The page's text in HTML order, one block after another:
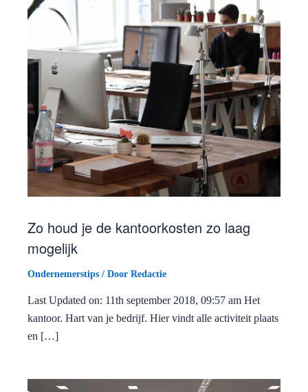
Zo houd je de kantoorkosten zo laag
mogelijk
Ondernemerstips / Door Redactie
Last Updated on: 11th september 2018, 09:57 am Het
kantoor. Hart van je bedrijf. Hier vindt alle activiteit plaats
en […]